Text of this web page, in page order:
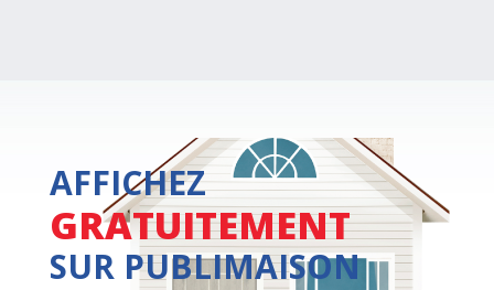
AFFICHEZ
GRATUITEMENT
SUR PUBLIMAISON